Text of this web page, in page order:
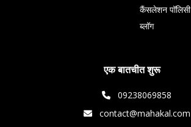
कैंसलेशन पॉलिसी
ब्लॉग
एक बातचीत शुरू
09238069858
contact@mahakal.com